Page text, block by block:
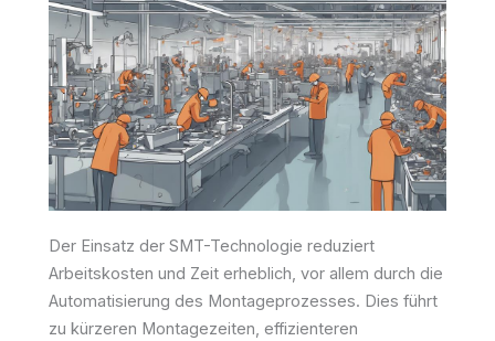
Der Einsatz der SMT-Technologie reduziert
Arbeitskosten und Zeit erheblich, vor allem durch die
Automatisierung des Montageprozesses. Dies führt
zu kürzeren Montagezeiten, effizienteren